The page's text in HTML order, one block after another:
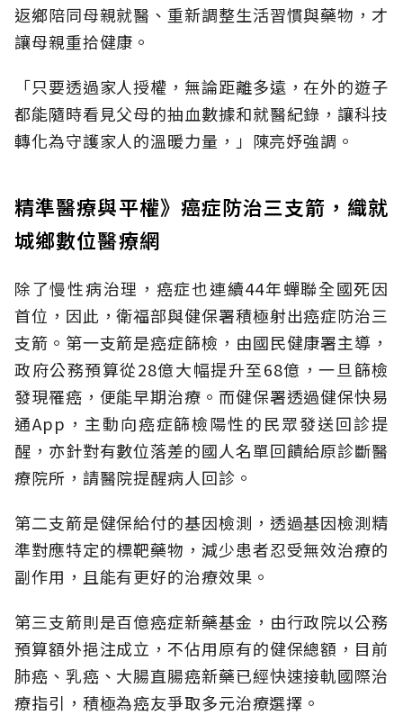
返鄉陪同母親就醫、重新調整生活習慣與藥物，才
讓母親重拾健康。
「只要透過家人授權，無論距離多遠，在外的遊子
都能隨時看見父母的抽血數據和就醫紀錄，讓科技
轉化為守護家人的溫暖力量，」陳亮妤強調。
精準醫療與平權》癌症防治三支箭，織就
城鄉數位醫療網
除了慢性病治理，癌症也連續44年蟬聯全國死因
首位，因此，衛福部與健保署積極射出癌症防治三
支箭。第一支箭是癌症篩檢，由國民健康署主導，
政府公務預算從28億大幅提升至68億，一旦篩檢
發現罹癌，便能早期治療。而健保署透過健保快易
通App，主動向癌症篩檢陽性的民眾發送回診提
醒，亦針對有數位落差的國人名單回饋給原診斷醫
療院所，請醫院提醒病人回診。
第二支箭是健保給付的基因檢測，透過基因檢測精
準對應特定的標靶藥物，減少患者忍受無效治療的
副作用，且能有更好的治療效果。
第三支箭則是百億癌症新藥基金，由行政院以公務
預算額外挹注成立，不佔用原有的健保總額，目前
肺癌、乳癌、大腸直腸癌新藥已經快速接軌國際治
療指引，積極為癌友爭取多元治療選擇。